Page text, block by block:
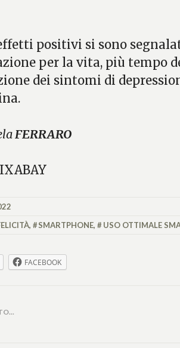
positivi si sono
per la vita, più tempo
dei sintomi di
FERRARO
, SMARTPHONE, USO OTTIMALE
FACEBOOK